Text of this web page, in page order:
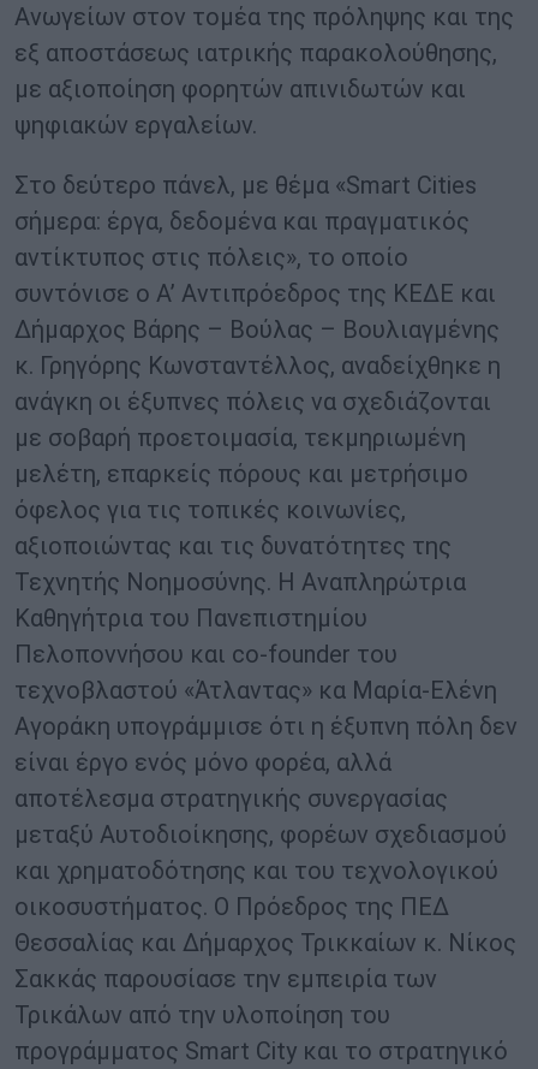
Ανωγείων στον τομέα της πρόληψης και της
εξ αποστάσεως ιατρικής παρακολούθησης,
με αξιοποίηση φορητών απινιδωτών και
ψηφιακών εργαλείων.
Στο δεύτερο πάνελ, με θέμα «Smart Cities
σήμερα: έργα, δεδομένα και πραγματικός
αντίκτυπος στις πόλεις», το οποίο
συντόνισε ο Α’ Αντιπρόεδρος της ΚΕΔΕ και
Δήμαρχος Βάρης – Βούλας – Βουλιαγμένης
κ. Γρηγόρης Κωνσταντέλλος, αναδείχθηκε η
ανάγκη οι έξυπνες πόλεις να σχεδιάζονται
με σοβαρή προετοιμασία, τεκμηριωμένη
μελέτη, επαρκείς πόρους και μετρήσιμο
όφελος για τις τοπικές κοινωνίες,
αξιοποιώντας και τις δυνατότητες της
Τεχνητής Νοημοσύνης. Η Αναπληρώτρια
Καθηγήτρια του Πανεπιστημίου
Πελοποννήσου και co-founder του
τεχνοβλαστού «Άτλαντας» κα Μαρία-Ελένη
Αγοράκη υπογράμμισε ότι η έξυπνη πόλη δεν
είναι έργο ενός μόνο φορέα, αλλά
αποτέλεσμα στρατηγικής συνεργασίας
μεταξύ Αυτοδιοίκησης, φορέων σχεδιασμού
και χρηματοδότησης και του τεχνολογικού
οικοσυστήματος. Ο Πρόεδρος της ΠΕΔ
Θεσσαλίας και Δήμαρχος Τρικκαίων κ. Νίκος
Σακκάς παρουσίασε την εμπειρία των
Τρικάλων από την υλοποίηση του
προγράμματος Smart City και το στρατηγικό